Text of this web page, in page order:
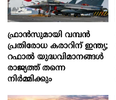
ഫ്രാൻസുമായി വമ്പന്‍
പ്രതിരോധ കരാറിന് ഇന്ത്യ;
റഫാല്‍ യുദ്ധവിമാനങ്ങള്‍
രാജ്യത്ത് തന്നെ
നിര്‍മ്മിക്കും